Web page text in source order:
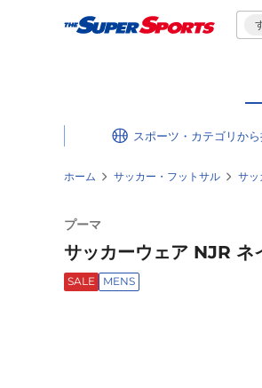
スポーツ・カテゴリ
ホーム サッカー・フットサル サッ
プーマ
サッカーウェア NJR ネ
SALE MENS